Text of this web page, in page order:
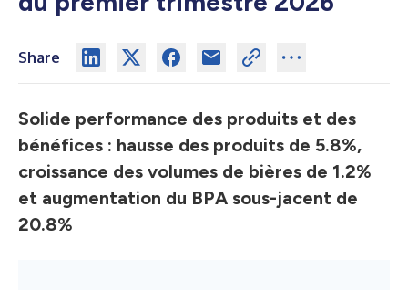
Share
Solide performance des produits et des
bénéfices : hausse des produits de 5.8%,
croissance des volumes de bières de 1.2%
et augmentation du BPA sous-jacent de
20.8%